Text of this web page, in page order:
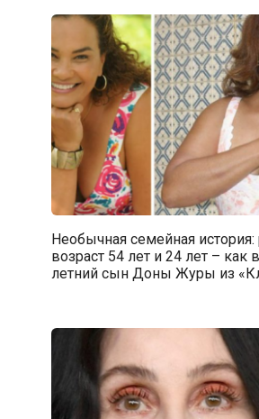
Необычная семейная история:
возраст 54 лет и 24 лет – как
летний сын Доны Журы из